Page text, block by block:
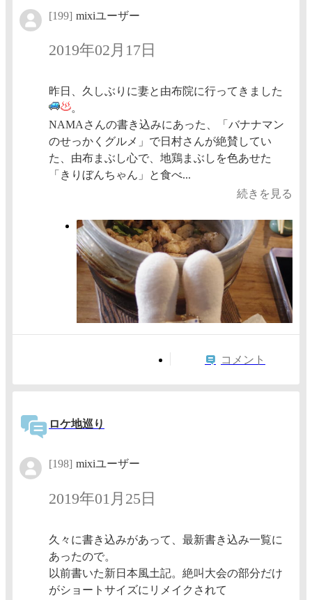
[199] mixiユーザー
2019年02月17日
昨日、久しぶりに妻と由布院に行ってきました
。
NAMAさんの書き込みにあった、「バナナマン
のせっかくグルメ」で日村さんが絶賛してい
た、由布まぶし心で、地鶏まぶしを色あせた
「きりぼんちゃん」と食べ...
続きを見る
コメント
ロケ地巡り
[198] mixiユーザー
2019年01月25日
久々に書き込みがあって、最新書き込み一覧に
あったので。
以前書いた新日本風土記。絶叫大会の部分だけ
がショートサイズにリメイクされて